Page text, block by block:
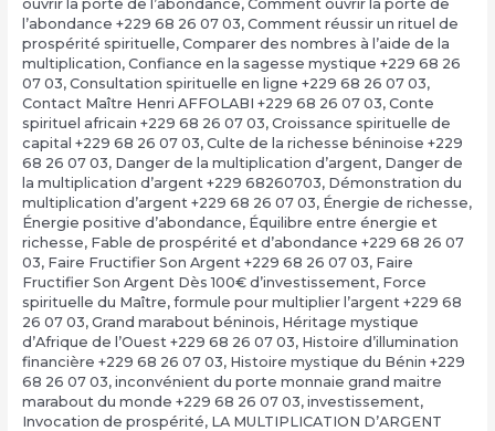
ouvrir la porte de l’abondance, Comment ouvrir la porte de
l’abondance +229 68 26 07 03, Comment réussir un rituel de
prospérité spirituelle, Comparer des nombres à l’aide de la
multiplication, Confiance en la sagesse mystique +229 68 26
07 03, Consultation spirituelle en ligne +229 68 26 07 03,
Contact Maître Henri AFFOLABI +229 68 26 07 03, Conte
spirituel africain +229 68 26 07 03, Croissance spirituelle de
capital +229 68 26 07 03, Culte de la richesse béninoise +229
68 26 07 03, Danger de la multiplication d’argent, Danger de
la multiplication d’argent +229 68260703, Démonstration du
multiplication d’argent +229 68 26 07 03, Énergie de richesse,
Énergie positive d’abondance, Équilibre entre énergie et
richesse, Fable de prospérité et d’abondance +229 68 26 07
03, Faire Fructifier Son Argent +229 68 26 07 03, Faire
Fructifier Son Argent Dès 100€ d’investissement, Force
spirituelle du Maître, formule pour multiplier l’argent +229 68
26 07 03, Grand marabout béninois, Héritage mystique
d’Afrique de l’Ouest +229 68 26 07 03, Histoire d’illumination
financière +229 68 26 07 03, Histoire mystique du Bénin +229
68 26 07 03, inconvénient du porte monnaie grand maitre
marabout du monde +229 68 26 07 03, investissement,
Invocation de prospérité, LA MULTIPLICATION D’ARGENT